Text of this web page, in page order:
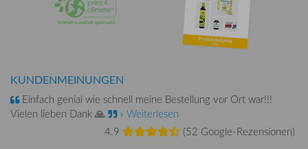
KUNDENMEINUNGEN
Einfach genial wie schnell meine Bestellung vor Ort war!!!
Vielen lieben Dank 🙏
» Weiterlesen
4.9
(52 Google-Rezensionen)